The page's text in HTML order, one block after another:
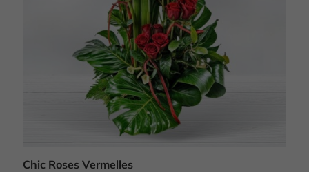
Chic Roses Vermelles